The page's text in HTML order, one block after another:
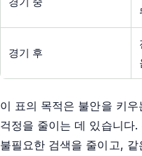
경기 후
이 표의 목적은 불안을 키
걱정을 줄이는 데 있습니다
불필요한 검색을 줄이고,